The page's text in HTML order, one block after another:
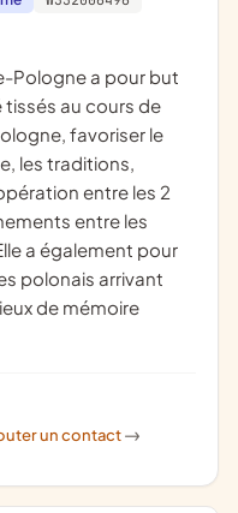
tissés au cours de
favoriser le
les traditions,
entre les 2
entre les
a également pour
polonais arrivant
de mémoire
un contact ->